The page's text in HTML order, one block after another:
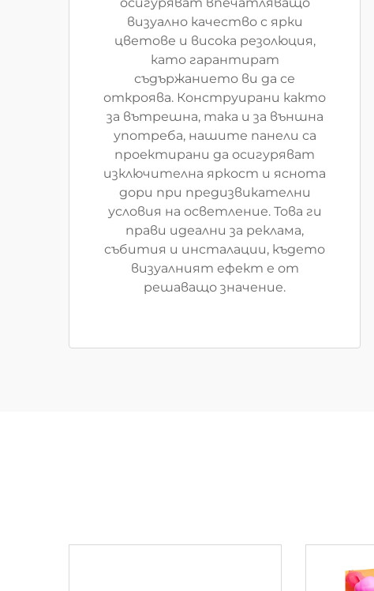
визуално качество с ярки
цветове и висока резолюция,
като гарантират
съдържанието ви да се
откроява. Конструирани както
за вътрешна, така и за външна
употреба, нашите панели са
проектирани да осигуряват
изключителна яркост и яснота
дори при предизвикателни
условия на осветление. Това ги
прави идеални за реклама,
събития и инсталации, където
визуалният ефект е от
решаващо значение.